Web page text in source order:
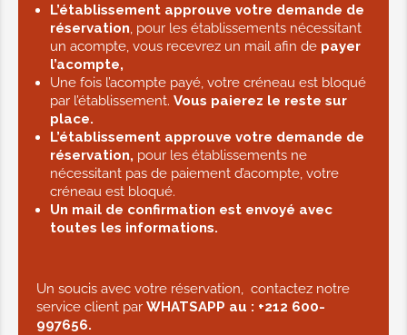
L’établissement approuve votre demande de
réservation, pour les établissements nécessitant
un acompte, vous recevrez un mail afin de payer
l’acompte,
Une fois l’acompte payé, votre créneau est bloqué
par l’établissement. Vous paierez le reste sur
place.
L’établissement approuve votre demande de
réservation, pour les établissements ne
nécessitant pas de paiement d’acompte, votre
créneau est bloqué.
Un mail de confirmation est envoyé avec
toutes les informations.
Un soucis avec votre réservation, contactez notre
service client par WHATSAPP au : +212 600-
997656.